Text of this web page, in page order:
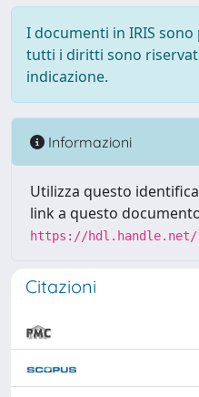
I documenti in IRIS
tutti i diritti sono
indicazione.
Informazioni
Utilizza questo
link a questo
https://hdl.handle.net/
Citazioni